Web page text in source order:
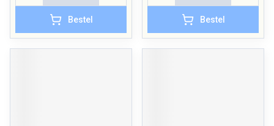
Bestel Bestel